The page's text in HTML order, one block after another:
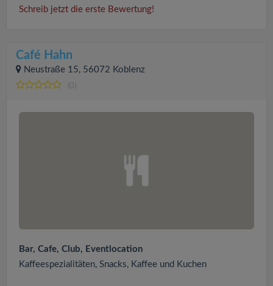
Schreib jetzt die erste Bewertung!
Café Hahn
Neustraße 15, 56072 Koblenz
(0)
Bar, Cafe, Club, Eventlocation
Kaffeespezialitäten, Snacks, Kaffee und Kuchen